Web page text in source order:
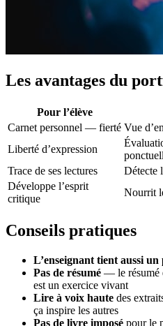
Les avantages du
Pour l’élève
Carnet personnel — fierté Vue
Liberté d’expression
Trace de ses lectures
Détecte
Développe l’esprit
critique
Nourrit
Conseils pratiques
L’enseignant tient aussi
Pas de résumé — le résumé
est un exercice vivant
Lire à voix haute des
ça inspire les autres
Pas de livre imposé pour le